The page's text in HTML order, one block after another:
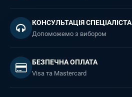
КОНСУЛЬТАЦІЯ СПЕЦІАЛІСТА
Допоможемо з вибором
БЕЗПЕЧНА ОПЛАТА
Visa та Mastercard